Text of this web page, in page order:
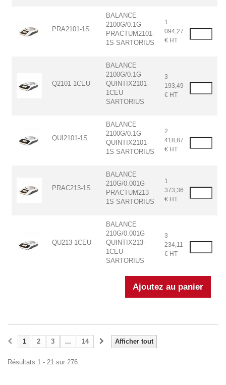
PRA2101-1S
BALANCE
2100G/0.1G
PRACTUM2101-
1S SARTORIUS
1
094,27
€ HT
Q2101-1CEU
BALANCE
2100G/0.1G
QUINTIX2101-
1CEU
SARTORIUS
3
193,49
€ HT
QUI2101-1S
BALANCE
2100G/0.1G
QUINTIX2101-
1S SARTORIUS
2
418,87
€ HT
PRAC213-1S
BALANCE
210G/0.001G
PRACTUM213-
1S SARTORIUS
1
373,36
€ HT
QU213-1CEU
BALANCE
210G/0.001G
QUINTIX213-
1CEU
SARTORIUS
3
234,11
€ HT
Afficher tout
1 2 3 ... 14
Résultats 1 - 21 sur 276.